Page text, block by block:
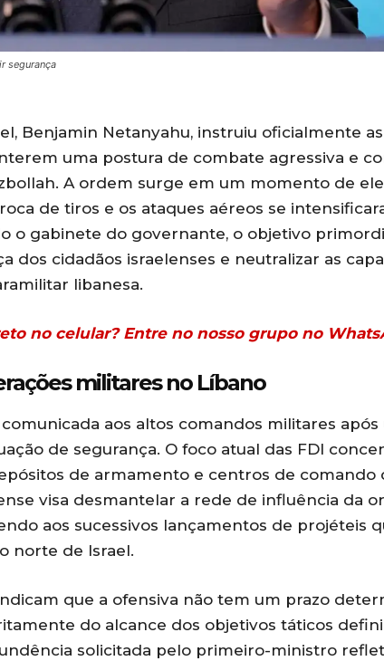
segurança
Benjamin Netanyahu, instruiu oficialmente
uma postura de combate agressiva e
A ordem surge em um momento de
de tiros e os ataques aéreos se
o gabinete do governante, o objetivo
dos cidadãos israelenses e neutralizar as
libanesa.
no celular? Entre no nosso grupo no
militares no Líbano
aos altos comandos militares após
de segurança. O foco atual das FDI
de armamento e centros de comando
visa desmantelar a rede de influência da
aos sucessivos lançamentos de projéteis
norte de Israel.
que a ofensiva não tem um prazo
do alcance dos objetivos táticos
solicitada pelo primeiro-ministro